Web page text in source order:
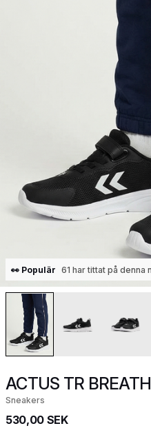
👀 Populär 61 har tittat på denna
ACTUS TR
Sneakers
530,00 SEK